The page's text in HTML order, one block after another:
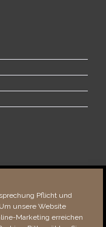
Pflicht und
unsere Website
Marketing erreichen